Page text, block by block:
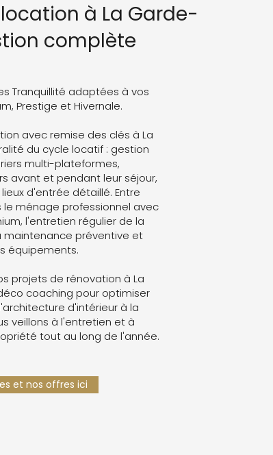
à La Garde-
complète
Tranquillité adaptées à vos
Prestige et Hivernale.
avec remise des clés à La
du cycle locatif : gestion
multi-plateformes,
avant et pendant leur séjour,
d'entrée détaillé. Entre
ménage professionnel avec
l'entretien régulier de la
maintenance préventive et
équipements.
projets de rénovation à La
coaching pour optimiser
d'intérieur à la
veillons à l'entretien et à
tout au long de l'année.
et nos offres ici